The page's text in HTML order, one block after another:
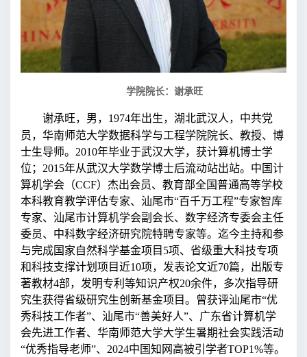
学院院长：谢承旺
谢承旺，男，1974年出生，湖北武汉人，中共党
员，华南师范大学数据科学与工程学院院长、教授、博
士生导师。2010年毕业于武汉大学，获计算机博士学
位；2015年从武汉大学数学博士后流动站出站。中国计
算机学会（CCF）杰出会员、教育部全国普通高等学校
本科教育教学评估专家、汕尾市“百千万工程”专家智库
专家、汕尾市计算机学会副会长、数字经济专委会主任
委员、中科数字经济研究院特聘专家等。迄今主持和参
与完成国家自然科学基金项目5项、省级重大科技专项
和科技支撑计划项目近10项，发表论文近70篇，出版专
著教材4部，发明专利等知识产权20余件，多次指导研
究生获得省级研究生创新基金项目。曾获评汕尾市“优
秀科技工作者”、汕尾市“善美好人”、广东省计算机学
会先进工作者、华南师范大学大学生暑期社会实践活动
“优秀指导老师”、2024中国知网高被引学者TOP1%等。